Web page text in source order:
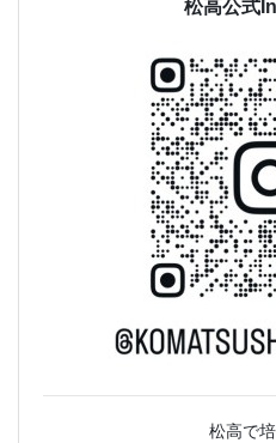
松高公式
松高で培